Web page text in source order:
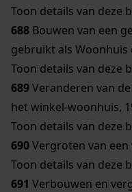
Toon details van deze
688 Bouwen van een
gebruikt als Woonhuis
Toon details van deze
689Veranderen van
het winkel-woonhuis,
Toon details van deze
690Vergroten van een
Toon details van deze
691 Verbouwen en